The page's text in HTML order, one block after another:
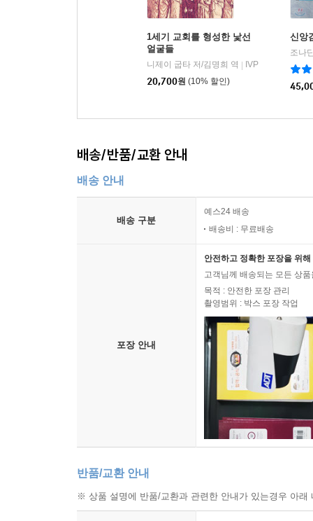
읽어봅시다. 왜 이 이야기가 당시에 특별했는지,
창세기 1-11장을 어떻게 설교해야 할까요? 이 질
외피를 너무 의식한 나머지 텍스트의 힘 자체를
엘리쉬가 마르둑의 창조를 노래하고, 길가메
통해 촘촘히 추적해갑니다. 창조에서 타락으로
신학 서사임을 설득력 있게 증명합니다.
목회적 통찰을 덧입혔습니다. 더 중요한 것은
언어를 해체하는 방향으로 흘렀다면, 정우조 목사
태양과 달과 바다 괴수를 신의 자리에서 끌어내
계시의 권위를 해체하지 않고, 오히려 강화하는
“창조기사는 하나님의 존재와 창조를 ‘변증’하
전복시키는 하나님의 통치를 선언하는 이야기
무게중심이 이동합니다. 변증에서 선포로, 방어
이 책이 가장 절실한 독자가 있습니다. 창조와
흔들리면서도 그 흔들림을 아무에게도 말하지 못
1세기 교회를 형성한 낯선
얼굴들
니제이 굽타 저/김명희 역
IVP
20,700원 (10% 할인)
신앙
배송/반품/교환 안내
배송 안내
배송 구분
예스24 배송
배송비 : 무료배송
포장 안내
안전하고 정확한 포장을 위
고객님께 배송되는 모든 상
목적 : 안전한 포장 관리
촬영범위 : 박스 포장 작업
반품/교환 안내
※ 상품 설명에 반품/교환과 관련한 안내가 있는경우 아